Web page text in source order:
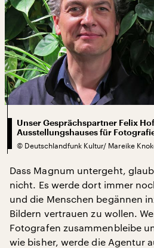
Unser Gesprächspartner Felix
Ausstellungshauses für
© Deutschlandfunk Kultur/ Mareike
Dass Magnum untergeht,
nicht. Es werde dort immer
und die Menschen begännen
Bildern vertrauen zu wollen.
Fotografen zusammenbleibe
wie bisher, werde die Agentur